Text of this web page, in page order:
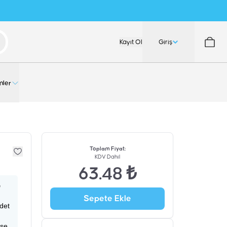
Kayıt Ol Giriş
Toplam Fiyat:
KDV Dahil
63.48 ₺
Sepete Ekle